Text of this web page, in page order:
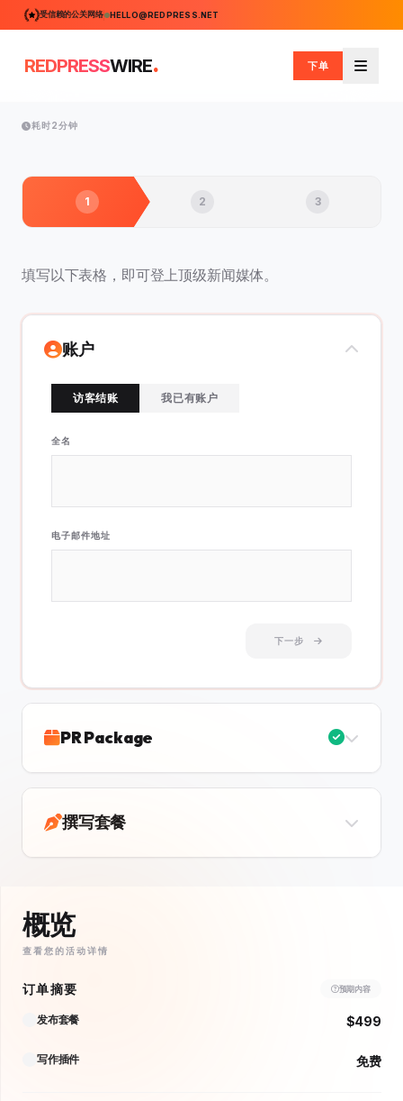
受信赖的公关网络 HELLO@REDPRESS.NET
REDPRESSWIRE. 下单
菜单
耗时2分钟
1 2 3
填写以下表格，即可登上顶级新闻媒体。
账户
访客结账 我已有账户
全名
电子邮件地址
下一步
PR Package
撰写套餐
概览
查看您的活动详情
订单摘要 预期内容
发布套餐 $499
写作插件 免费